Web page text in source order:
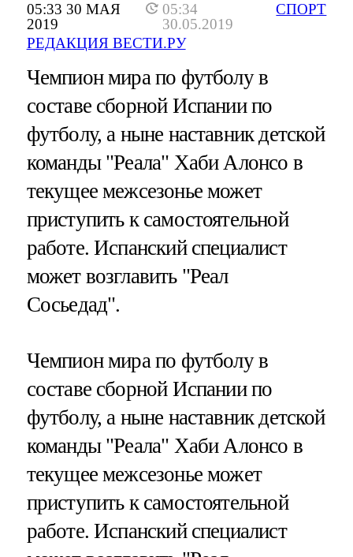
05:33 30 МАЯ
2019
05:34
30.05.2019
РЕДАКЦИЯ ВЕСТИ.РУ
СПОРТ
Чемпион мира по футболу в
составе сборной Испании по
футболу, а ныне наставник детской
команды "Реала" Хаби Алонсо в
текущее межсезонье может
приступить к самостоятельной
работе. Испанский специалист
может возглавить "Реал
Сосьедад".
Чемпион мира по футболу в
составе сборной Испании по
футболу, а ныне наставник детской
команды "Реала" Хаби Алонсо в
текущее межсезонье может
приступить к самостоятельной
работе. Испанский специалист